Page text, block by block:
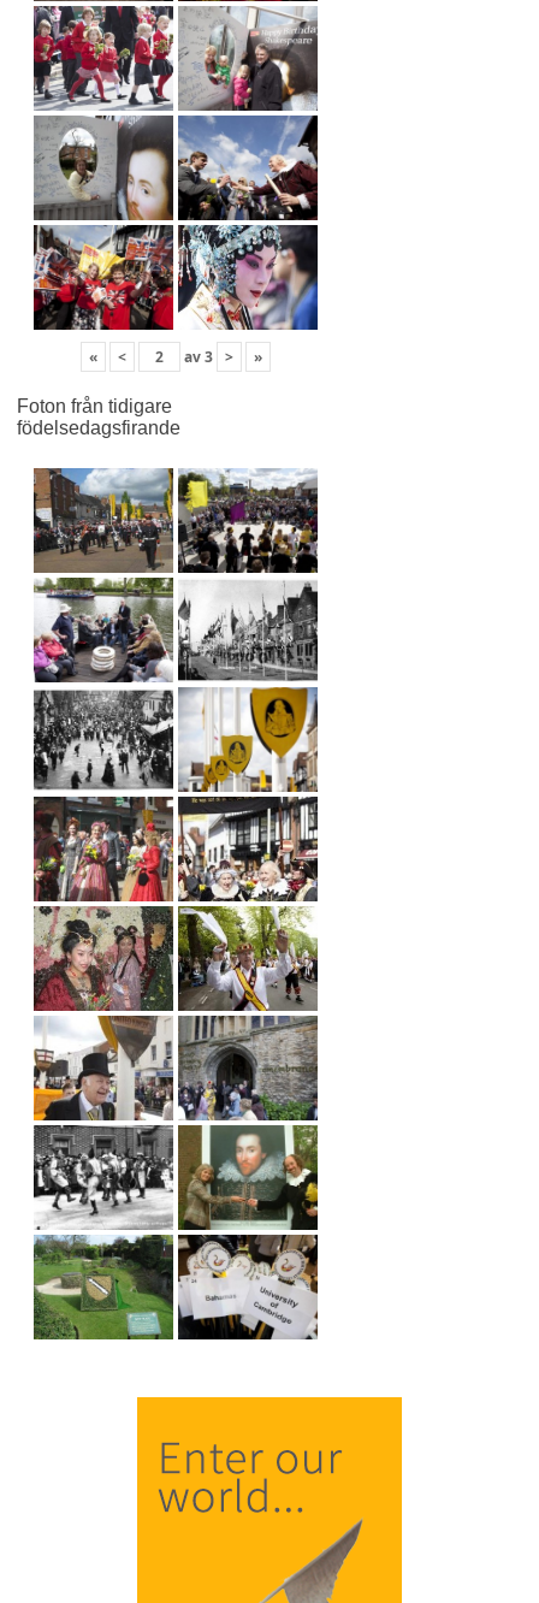
« < av3 > »
Foton från tidigare
födelsedagsfirande